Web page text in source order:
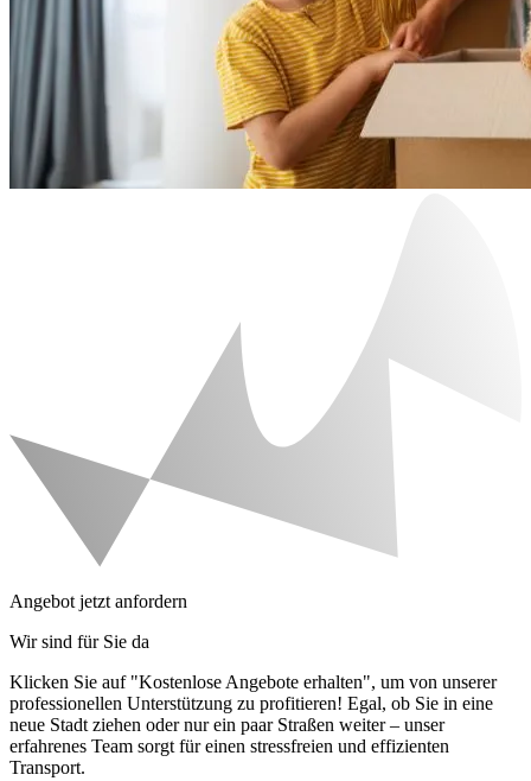
Angebot jetzt anfordern
Wir sind für Sie da
Klicken Sie auf "Kostenlose Angebote erhalten", um von unserer
professionellen Unterstützung zu profitieren! Egal, ob Sie in eine
neue Stadt ziehen oder nur ein paar Straßen weiter – unser
erfahrenes Team sorgt für einen stressfreien und effizienten
Transport.